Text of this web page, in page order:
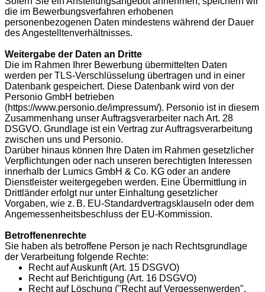
die im Bewerbungsverfahren erhobenen
personenbezogenen Daten mindestens während der Dauer
des Angestelltenverhältnisses.
Weitergabe der Daten an Dritte
Die im Rahmen Ihrer Bewerbung übermittelten Daten
werden per TLS-Verschlüsselung übertragen und in einer
Datenbank gespeichert. Diese Datenbank wird von der
Personio GmbH betrieben
(https://www.personio.de/impressum/ ). Personio ist in diesem
Zusammenhang unser Auftragsverarbeiter nach Art. 28
DSGVO. Grundlage ist ein Vertrag zur Auftragsverarbeitung
zwischen uns und Personio.
Darüber hinaus können Ihre Daten im Rahmen gesetzlicher
Verpflichtungen oder nach unseren berechtigten Interessen
innerhalb der Lumics GmbH & Co. KG oder an andere
Dienstleister weitergegeben werden. Eine Übermittlung in
Drittländer erfolgt nur unter Einhaltung gesetzlicher
Vorgaben, wie z. B. EU-Standardvertragsklauseln oder dem
Angemessenheitsbeschluss der EU-Kommission.
Betroffenenrechte
Sie haben als betroffene Person je nach Rechtsgrundlage
der Verarbeitung folgende Rechte:
Recht auf Auskunft (Art. 15 DSGVO)
Recht auf Berichtigung (Art. 16 DSGVO)
Recht auf Löschung ("Recht auf Vergessenwerden",